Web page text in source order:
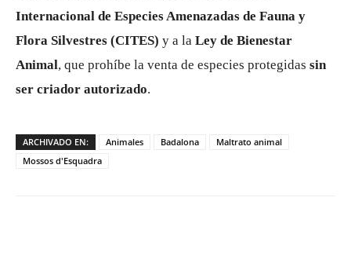
Internacional de Especies Amenazadas de Fauna y
Flora Silvestres (CITES) y a la Ley de Bienestar
Animal, que prohíbe la venta de especies protegidas sin
ser criador autorizado.
ARCHIVADO EN: Animales Badalona
Maltrato animal
Mossos d'Esquadra